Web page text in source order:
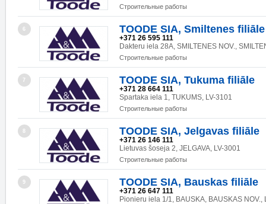
Строительные работы
6 TOODE SIA, Smiltenes filiāle
+371 26 595 111
Dakteru iela 28A, SMILTENES NOV.,
Строительные работы
7 TOODE SIA, Tukuma filiāle
+371 28 664 111
Spartaka iela 1, TUKUMS, LV-3101
Строительные работы
8 TOODE SIA, Jelgavas filiāle
+371 26 146 111
Lietuvas šoseja 2, JELGAVA, LV-3001
Строительные работы
9 TOODE SIA, Bauskas filiāle
+371 26 647 111
Pionieru iela 1/1, BAUSKA, BAUSKAS NOV.,